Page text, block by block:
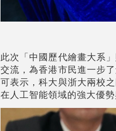
此次「中國歷代繪畫大系
交流，為香港市民進一步
可表示，科大與浙大兩校
在人工智能領域的強大優